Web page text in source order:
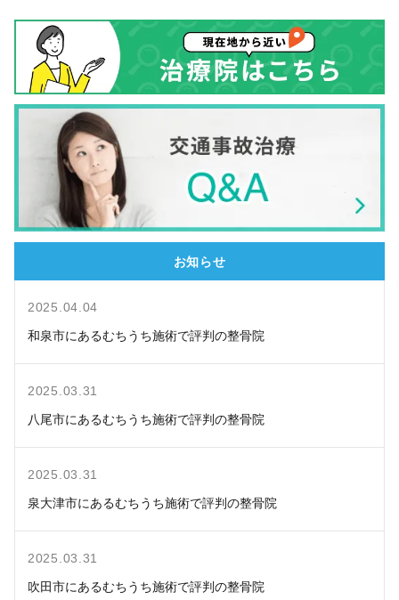
お知らせ
2025.04.04
和泉市にあるむちうち施術で評判の整骨院
2025.03.31
八尾市にあるむちうち施術で評判の整骨院
2025.03.31
泉大津市にあるむちうち施術で評判の整骨院
2025.03.31
吹田市にあるむちうち施術で評判の整骨院